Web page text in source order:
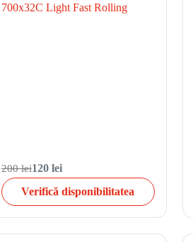
700x32C Light Fast Rolling
200 lei120 lei
Verifică disponibilitatea